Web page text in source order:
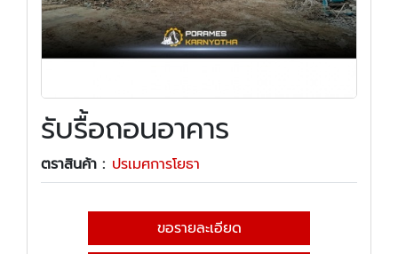
รับรื้อถอนอาคาร
ตราสินค้า : ปรเมศการโยธา
ขอรายละเอียด